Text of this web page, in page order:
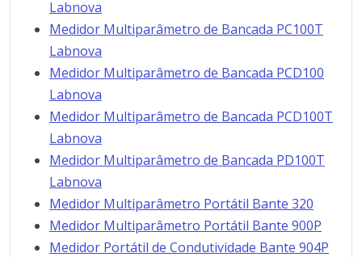
Labnova
Medidor Multiparâmetro de Bancada PC100T
Labnova
Medidor Multiparâmetro de Bancada PCD100
Labnova
Medidor Multiparâmetro de Bancada PCD100T
Labnova
Medidor Multiparâmetro de Bancada PD100T
Labnova
Medidor Multiparâmetro Portátil Bante 320
Medidor Multiparâmetro Portátil Bante 900P
Medidor Portátil de Condutividade Bante 904P